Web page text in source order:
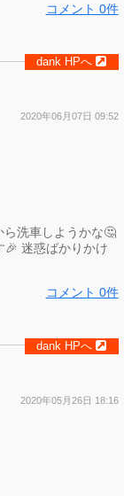
コメント 0件
dank HPへ
2020年06月07日 09:52
洗車しようかな🤔
🎉 迷惑ばかりかけ
コメント 0件
dank HPへ
2020年05月26日 18:16